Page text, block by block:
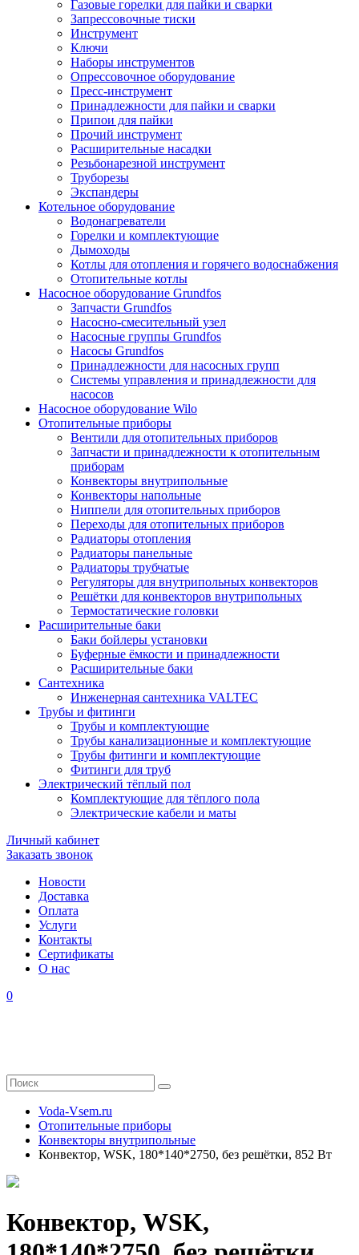
Газовые горелки для пайки и сварки
Запрессовочные тиски
Инструмент
Ключи
Наборы инструментов
Опрессовочное оборудование
Пресс-инструмент
Принадлежности для пайки и сварки
Припои для пайки
Прочий инструмент
Расширительные насадки
Резьбонарезной инструмент
Труборезы
Экспандеры
Котельное оборудование
Водонагреватели
Горелки и комплектующие
Дымоходы
Котлы для отопления и горячего водоснабжения
Отопительные котлы
Насосное оборудование Grundfos
Запчасти Grundfos
Насосно-смесительный узел
Насосные группы Grundfos
Насосы Grundfos
Принадлежности для насосных групп
Системы управления и принадлежности для
насосов
Насосное оборудование Wilo
Отопительные приборы
Вентили для отопительных приборов
Запчасти и принадлежности к отопительным
приборам
Конвекторы внутрипольные
Конвекторы напольные
Ниппели для отопительных приборов
Переходы для отопительных приборов
Радиаторы отопления
Радиаторы панельные
Радиаторы трубчатые
Регуляторы для внутрипольных конвекторов
Решётки для конвекторов внутрипольных
Термостатические головки
Расширительные баки
Баки бойлеры установки
Буферные ёмкости и принадлежности
Расширительные баки
Сантехника
Инженерная сантехника VALTEC
Трубы и фитинги
Трубы и комплектующие
Трубы канализационные и комплектующие
Трубы фитинги и комплектующие
Фитинги для труб
Электрический тёплый пол
Комплектующие для тёплого пола
Электрические кабели и маты
Личный кабинет
Заказать звонок
Новости
Доставка
Оплата
Услуги
Контакты
Cертификаты
О нас
0
Voda-Vsem.ru
Отопительные приборы
Конвекторы внутрипольные
Конвектор, WSK, 180*140*2750, без решётки, 852 Вт
Конвектор, WSK,